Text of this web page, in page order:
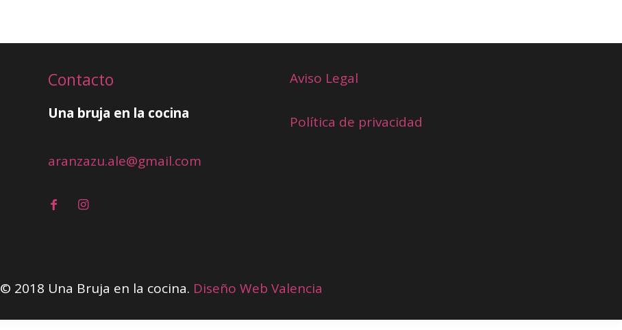
Contacto
Una bruja en la cocina
aranzazu.ale@gmail.com
Aviso Legal
Política de privacidad
© 2018 Una Bruja en la cocina. Diseño Web Valencia